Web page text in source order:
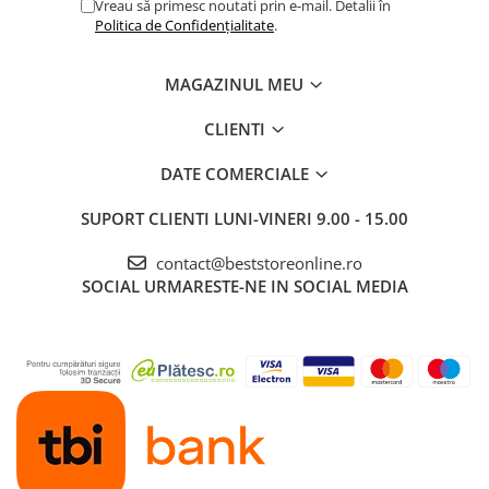
Ingrijire personala & Cosmetice
Periute de dinti electrice
Accesorii aparate de ras clasice
Aparate de ras si tuns
Aparate masaj
Aparate pentru manichiura
pedichiura
Vreau să primesc noutati prin e-mail. Detalii în
Politica de Confidențialitate.
MAGAZINUL MEU
CLIENTI
DATE COMERCIALE
SUPORT CLIENTI LUNI-VINERI 9.00 - 15.00
contact@beststoreonline.ro
SOCIAL URMARESTE-NE IN SOCIAL MEDIA